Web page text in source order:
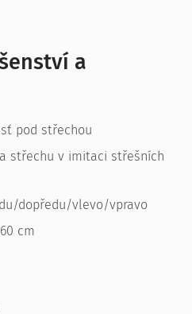
a
pod střechou
střechu v imitaci střešních
dopředu/vlevo/vpravo
cm